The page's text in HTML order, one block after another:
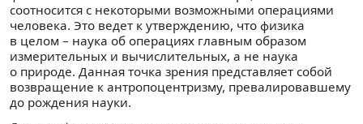
соотносится с некоторыми возможными операциями
человека. Это ведет к утверждению, что физика
в целом – наука об операциях главным образом
измерительных и вычислительных, а не наука
о природе. Данная точка зрения представляет собой
возвращение к антропоцентризму, превалировавшему
до рождения науки.